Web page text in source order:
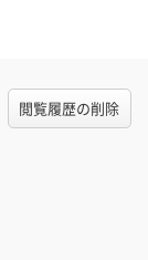
閲覧履歴の削除